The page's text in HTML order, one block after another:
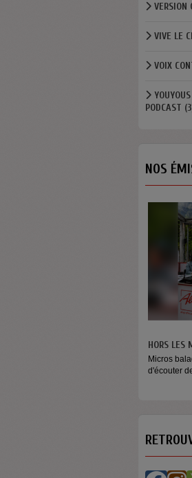
VERSION
VIVE LE
VOIX
PODCAST
NOS
HORS LES
Micros
d'écouter